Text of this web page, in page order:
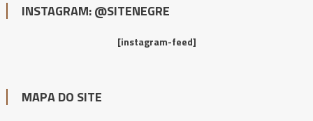
INSTAGRAM: @SITENEGRE
[instagram-feed]
MAPA DO SITE